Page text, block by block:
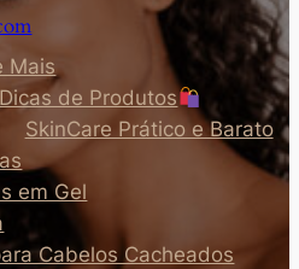
Mais
de Produtos
SkinCare Prático e Barato
em Gel
Cabelos Cacheados